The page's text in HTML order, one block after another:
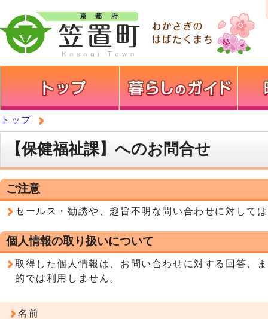
トップ
【保健福祉課】へのお問合せ
ご注意
セールス・勧誘や、趣旨不明な問い合わせに対して
個人情報の取り扱いについて
取得した個人情報は、お問い合わせに対する回答、
的では利用しません。
名前